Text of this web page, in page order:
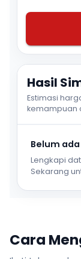
Hasil
Estimasi
kemampuan
Belum
Lengkapi
Sekarang
Cara